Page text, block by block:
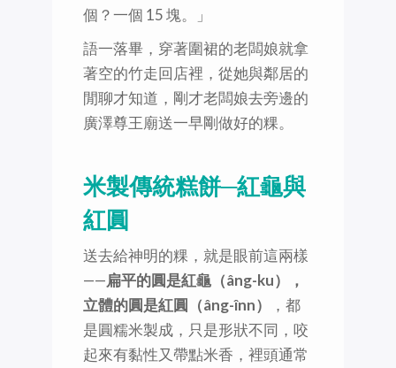
個？一個 15 塊。」
語一落畢，穿著圍裙的老闆娘就拿
著空的竹走回店裡，從她與鄰居的
閒聊才知道，剛才老闆娘去旁邊的
廣澤尊王廟送一早剛做好的粿。
米製傳統糕餅─紅龜與
紅圓
送去給神明的粿，就是眼前這兩樣
——扁平的圓是紅龜（âng-ku），
立體的圓是紅圓（âng-înn）
，都
是圓糯米製成，只是形狀不同，咬
起來有黏性又帶點米香，裡頭通常